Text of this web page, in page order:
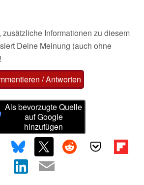
Informationen zu diesem
Deine Meinung (auch ohne
/ Antworten
Als bevorzugte Quelle
auf Google
hinzufügen